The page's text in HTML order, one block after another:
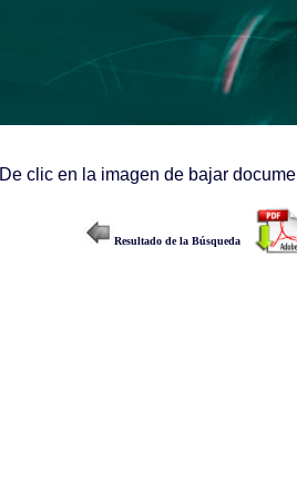
De clic en la imagen de bajar
Resultado de la Búsqueda